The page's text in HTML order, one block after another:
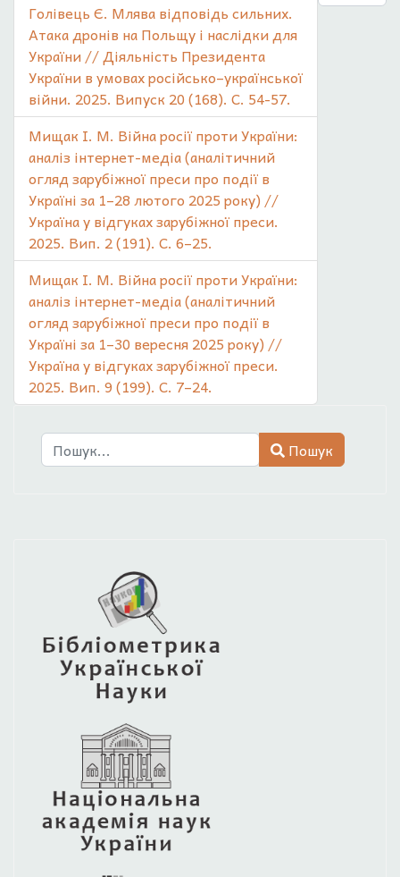
Голівець Є. Млява відповідь сильних.
Атака дронів на Польщу і наслідки для
України // Діяльність Президента
України в умовах російсько–української
війни. 2025. Випуск 20 (168). С. 54-57.
Мищак І. М. Війна росії проти України:
аналіз інтернет-медіа (аналітичний
огляд зарубіжної преси про події в
Україні за 1–28 лютого 2025 року) //
Україна у відгуках зарубіжної преси.
2025. Вип. 2 (191). С. 6–25.
Мищак І. М. Війна росії проти України:
аналіз інтернет-медіа (аналітичний
огляд зарубіжної преси про події в
Україні за 1–30 вересня 2025 року) //
Україна у відгуках зарубіжної преси.
2025. Вип. 9 (199). С. 7–24.
Пошук
Пошук